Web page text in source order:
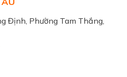
Định, Phường Tam Thắng,